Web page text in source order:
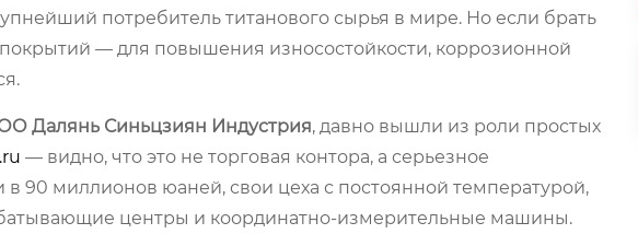
потребитель титанового сырья в мире. Но если брать
— для повышения износостойкости, коррозионной
Далянь Синьцзиян Индустрия, давно вышли из роли простых
— видно, что это не торговая контора, а серьезное
в 90 миллионов юаней, свои цеха с постоянной температурой,
центры и координатно-измерительные машины.